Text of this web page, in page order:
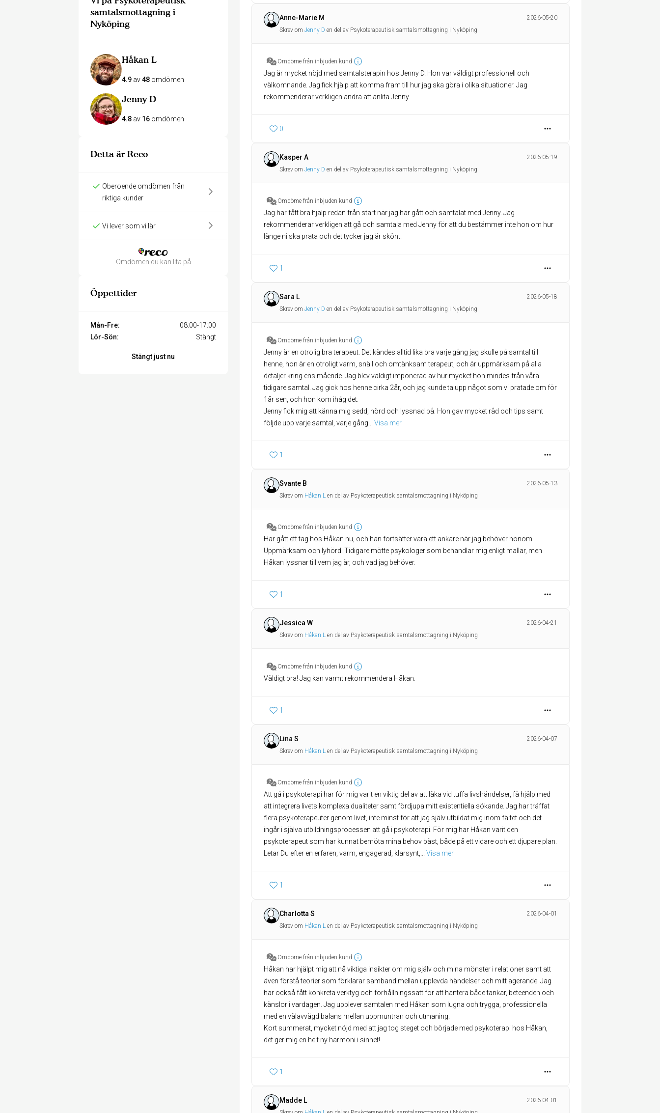
samtalsmottagning i
Nyköping
Håkan L
4.9 av48 omdömen
Jenny D
4.8 av 16 omdömen
Detta är Reco
Oberoende omdömen från
riktiga kunder
Vi lever som vi lär
Omdömen du kan lita på
Öppettider
Mån-Fre:
08:00-17:00
Lör-Sön:
Stängt
Stängt just nu
Anne-Marie M
2026-05-20
Skrev om Jenny D en del av Psykoterapeutisk samtalsmottagning i Nyköping
Omdöme från inbjuden kund
Jag är mycket nöjd med samtalsterapin hos Jenny D. Hon var väldigt professionell och
välkomnande. Jag fick hjälp att komma fram till hur jag ska göra i olika situationer. Jag
rekommenderar verkligen andra att anlita Jenny.
0
Kasper A
2026-05-19
Skrev om Jenny D en del av Psykoterapeutisk samtalsmottagning i Nyköping
Omdöme från inbjuden kund
Jag har fått bra hjälp redan från start när jag har gått och samtalat med Jenny. Jag
rekommenderar verkligen att gå och samtala med Jenny för att du bestämmer inte hon om hur
länge ni ska prata och det tycker jag är skönt.
1
Sara L
2026-05-18
Skrev om Jenny D en del av Psykoterapeutisk samtalsmottagning i Nyköping
Omdöme från inbjuden kund
Jenny är en otrolig bra terapeut. Det kändes alltid lika bra varje gång jag skulle på samtal till
henne, hon är en otroligt varm, snäll och omtänksam terapeut, och är uppmärksam på alla
detaljer kring ens mående. Jag blev väldigt imponerad av hur mycket hon mindes från våra
tidigare samtal. Jag gick hos henne cirka 2år, och jag kunde ta upp något som vi pratade om för
1år sen, och hon kom ihåg det.
Jenny fick mig att känna mig sedd, hörd och lyssnad på. Hon gav mycket råd och tips samt
följde upp varje samtal, varje gång
Visa mer
1
Svante B
2026-05-13
Skrev om Håkan L en del av Psykoterapeutisk samtalsmottagning i Nyköping
Omdöme från inbjuden kund
Har gått ett tag hos Håkan nu, och han fortsätter vara ett ankare när jag behöver honom.
Uppmärksam och lyhörd. Tidigare mötte psykologer som behandlar mig enligt mallar, men
Håkan lyssnar till vem jag är, och vad jag behöver.
1
Jessica W
2026-04-21
Skrev om Håkan L en del av Psykoterapeutisk samtalsmottagning i Nyköping
Omdöme från inbjuden kund
Väldigt bra! Jag kan varmt rekommendera Håkan.
1
Lina S
2026-04-07
Skrev om Håkan L en del av Psykoterapeutisk samtalsmottagning i Nyköping
Omdöme från inbjuden kund
Att gå i psykoterapi har för mig varit en viktig del av att läka vid tuffa livshändelser, få hjälp med
att integrera livets komplexa dualiteter samt fördjupa mitt existentiella sökande. Jag har träffat
flera psykoterapeuter genom livet, inte minst för att jag själv utbildat mig inom fältet och det
ingår i själva utbildningsprocessen att gå i psykoterapi. För mig har Håkan varit den
psykoterapeut som har kunnat bemöta mina behov bäst, både på ett vidare och ett djupare plan.
Letar Du efter en erfaren, varm, engagerad, klarsynt,
Visa mer
1
Charlotta S
2026-04-01
Skrev om Håkan L en del av Psykoterapeutisk samtalsmottagning i Nyköping
Omdöme från inbjuden kund
Håkan har hjälpt mig att nå viktiga insikter om mig själv och mina mönster i relationer samt att
även förstå teorier som förklarar samband mellan upplevda händelser och mitt agerande. Jag
har också fått konkreta verktyg och förhållningssätt för att hantera både tankar, beteenden och
känslor i vardagen. Jag upplever samtalen med Håkan som lugna och trygga, professionella
med en välavvägd balans mellan uppmuntran och utmaning.
Kort summerat, mycket nöjd med att jag tog steget och började med psykoterapi hos Håkan,
1
Madde L
2026-04-01